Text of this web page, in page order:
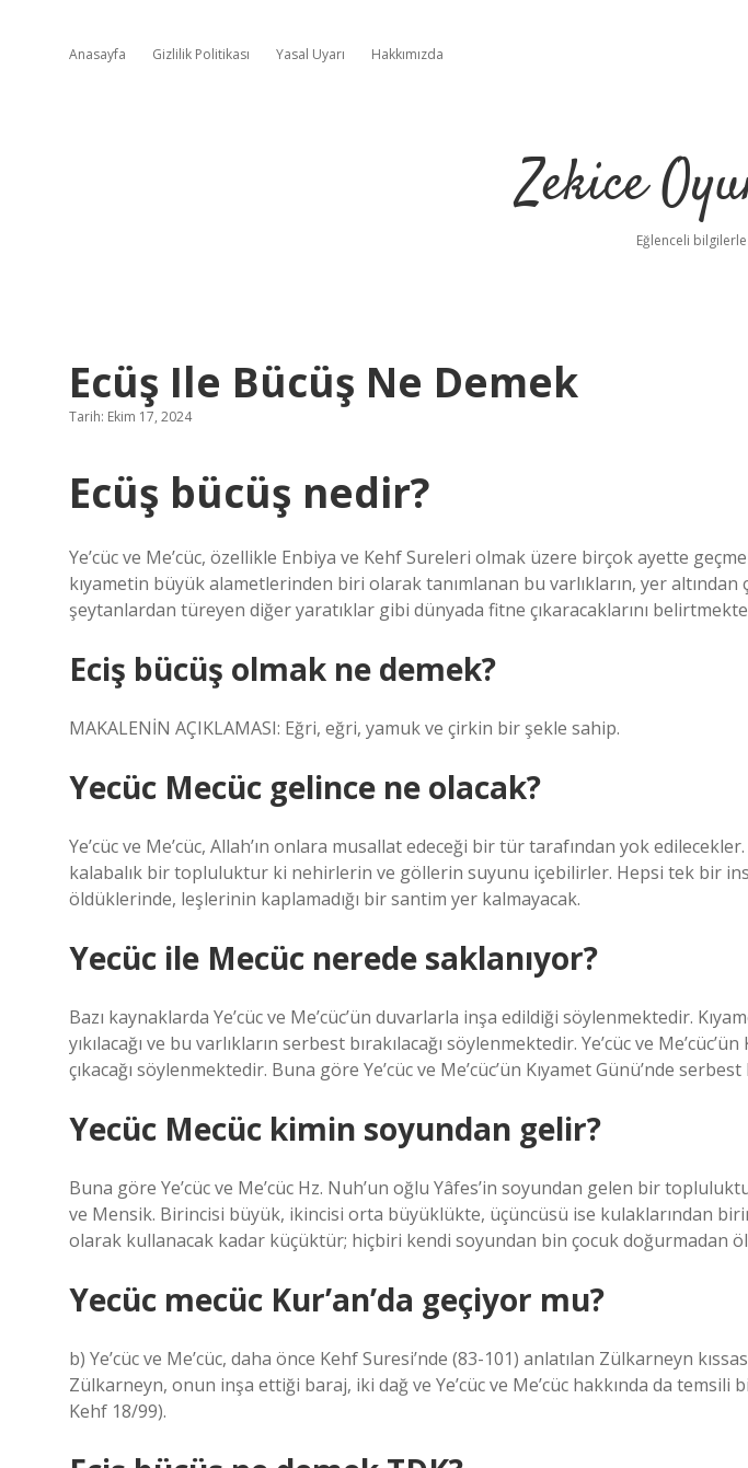
Anasayfa Gizlilik Politikası Yasal Uyarı Hakkımızda
Zekice
Eğlenceli bilgilerle
Ecüş Ile Bücüş Ne Demek
Tarih: Ekim 17, 2024
Ecüş bücüş nedir?
Ye’cüc ve Me’cüc, özellikle Enbiya ve Kehf Sureleri olmak üzere birçok ayette
kıyametin büyük alametlerinden biri olarak tanımlanan bu varlıkların, yer altından
şeytanlardan türeyen diğer yaratıklar gibi dünyada fitne çıkaracaklarını
Eciş bücüş olmak ne demek?
MAKALENİN AÇIKLAMASI: Eğri, eğri, yamuk ve çirkin bir şekle sahip.
Yecüc Mecüc gelince ne olacak?
Ye’cüc ve Me’cüc, Allah’ın onlara musallat edeceği bir tür tarafından yok edilecekler.
kalabalık bir topluluktur ki nehirlerin ve göllerin suyunu içebilirler. Hepsi tek bir
öldüklerinde, leşlerinin kaplamadığı bir santim yer kalmayacak.
Yecüc ile Mecüc nerede saklanıyor?
Bazı kaynaklarda Ye’cüc ve Me’cüc’ün duvarlarla inşa edildiği söylenmektedir.
yıkılacağı ve bu varlıkların serbest bırakılacağı söylenmektedir. Ye’cüc ve
çıkacağı söylenmektedir. Buna göre Ye’cüc ve Me’cüc’ün Kıyamet Günü’nde
Yecüc Mecüc kimin soyundan gelir?
Buna göre Ye’cüc ve Me’cüc Hz. Nuh’un oğlu Yâfes’in soyundan gelen bir
ve Mensik. Birincisi büyük, ikincisi orta büyüklükte, üçüncüsü ise kulaklarından
olarak kullanacak kadar küçüktür; hiçbiri kendi soyundan bin çocuk doğurmadan
Yecüc mecüc Kur’an’da geçiyor mu?
b) Ye’cüc ve Me’cüc, daha önce Kehf Suresi’nde (83-101) anlatılan Zülkarneyn
Zülkarneyn, onun inşa ettiği baraj, iki dağ ve Ye’cüc ve Me’cüc hakkında da temsili
Kehf 18/99).